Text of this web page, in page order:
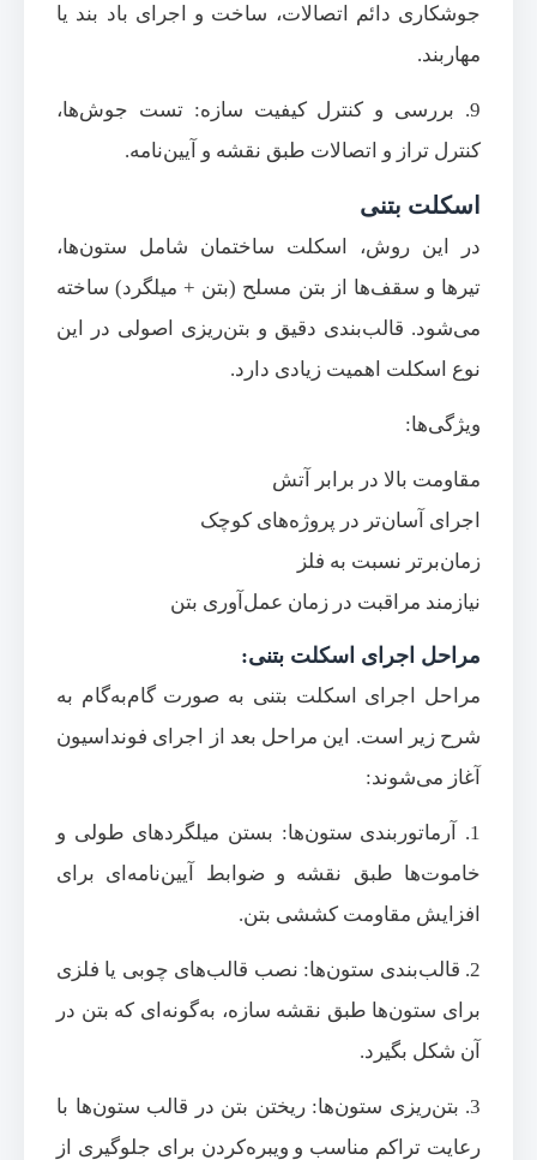
جوشکاری دائم اتصالات، ساخت و اجرای باد بند یا
مهاربند.
9. بررسی و کنترل کیفیت سازه: تست جوش‌ها،
کنترل تراز و اتصالات طبق نقشه و آیین‌نامه.
اسکلت بتنی
در این روش، اسکلت ساختمان شامل ستون‌ها،
تیرها و سقف‌ها از بتن مسلح (بتن + میلگرد) ساخته
می‌شود. قالب‌بندی دقیق و بتن‌ریزی اصولی در این
نوع اسکلت اهمیت زیادی دارد.
ویژگی‌ها:
مقاومت بالا در برابر آتش
اجرای آسان‌تر در پروژه‌های کوچک
زمان‌برتر نسبت به فلز
نیازمند مراقبت در زمان عمل‌آوری بتن
مراحل اجرای اسکلت بتنی:
مراحل اجرای اسکلت بتنی به صورت گام‌به‌گام به
شرح زیر است. این مراحل بعد از اجرای فونداسیون
آغاز می‌شوند:
1. آرماتوربندی ستون‌ها: بستن میلگردهای طولی و
خاموت‌ها طبق نقشه و ضوابط آیین‌نامه‌ای برای
افزایش مقاومت کششی بتن.
2. قالب‌بندی ستون‌ها: نصب قالب‌های چوبی یا فلزی
برای ستون‌ها طبق نقشه سازه، به‌گونه‌ای که بتن در
آن شکل بگیرد.
3. بتن‌ریزی ستون‌ها: ریختن بتن در قالب ستون‌ها با
رعایت تراکم مناسب و ویبره‌کردن برای جلوگیری از